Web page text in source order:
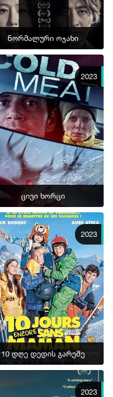
ნორმალური ოჯახი
2023
ცივი ხორცი
2023
10 დღე დედის გარეშე
2023